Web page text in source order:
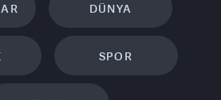
DÜNYA
SPOR